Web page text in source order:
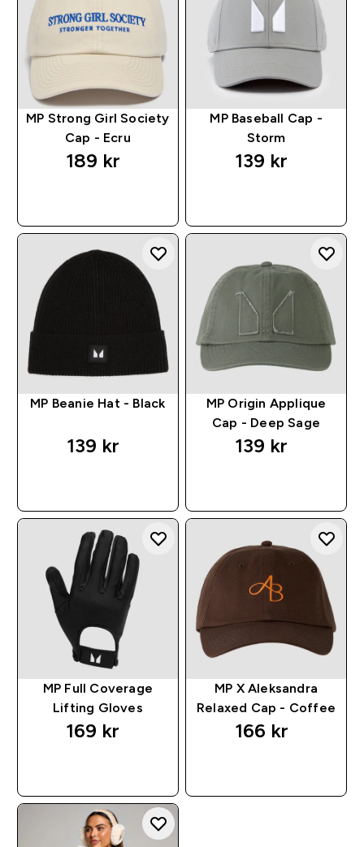
MP Strong Girl Society
Cap - Ecru
189 kr‎
MP Baseball Cap -
Storm
139 kr‎
MP Beanie Hat - Black
139 kr‎
MP Origin Applique
Cap - Deep Sage
139 kr‎
MP Full Coverage
Lifting Gloves
169 kr‎
MP X Aleksandra
Relaxed Cap - Coffee
166 kr‎